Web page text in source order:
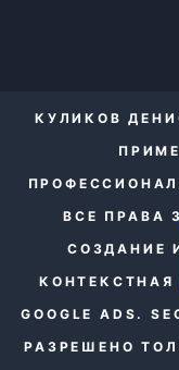
КУЛИКОВ
ВСЕ ПРАВА
СОЗДАНИЕ
КОНТЕКСТНАЯ
GOOGLE ADS.
РАЗРЕШЕНО